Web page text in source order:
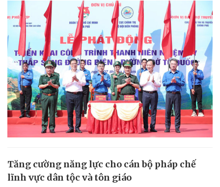
Tăng cường năng lực cho cán bộ pháp chế
lĩnh vực dân tộc và tôn giáo